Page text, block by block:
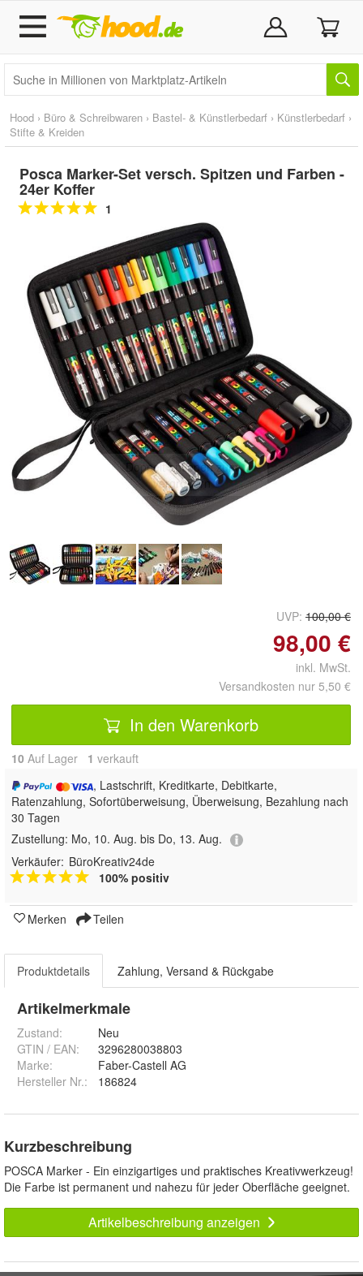
Hood › Büro & Schreibwaren › Bastel- & Künstlerbedarf › Künstlerbedarf ›
Stifte & Kreiden
Posca Marker-Set versch. Spitzen und Farben -
24er Koffer
1
Doppelt antippen zum
vergrößern
UVP: 100,00 €
98,00 €
inkl. MwSt.
Versandkosten nur 5,50 €
In den Warenkorb
10 Auf Lager 1 verkauft
, Lastschrift, Kreditkarte, Debitkarte,
Ratenzahlung, Sofortüberweisung, Überweisung, Bezahlung nach
30 Tagen
Zustellung: Mo, 10. Aug. bis Do, 13. Aug.
Verkäufer: BüroKreativ24de
100% positiv
Merken Teilen
Produktdetails Zahlung, Versand & Rückgabe
Artikelmerkmale
Zustand:
Neu
GTIN / EAN:
3296280038803
Marke:
Faber-Castell AG
Hersteller Nr.:
186824
Kurzbeschreibung
POSCA Marker - Ein einzigartiges und praktisches Kreativwerkzeug!
Die Farbe ist permanent und nahezu für jeder Oberfläche geeignet.
Artikelbeschreibung anzeigen